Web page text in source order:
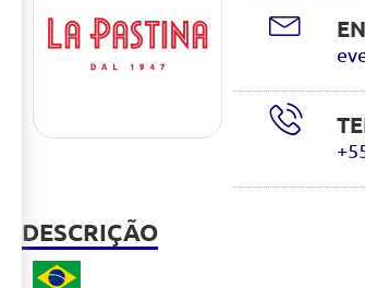
DESCRIÇÃO